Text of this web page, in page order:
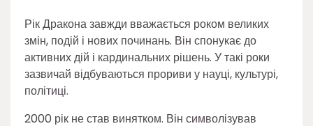
Рік Дракона завжди вважається роком великих
змін, подій і нових починань. Він спонукає до
активних дій і кардинальних рішень. У такі роки
зазвичай відбуваються прориви у науці, культурі,
політиці.
2000 рік не став винятком. Він символізував